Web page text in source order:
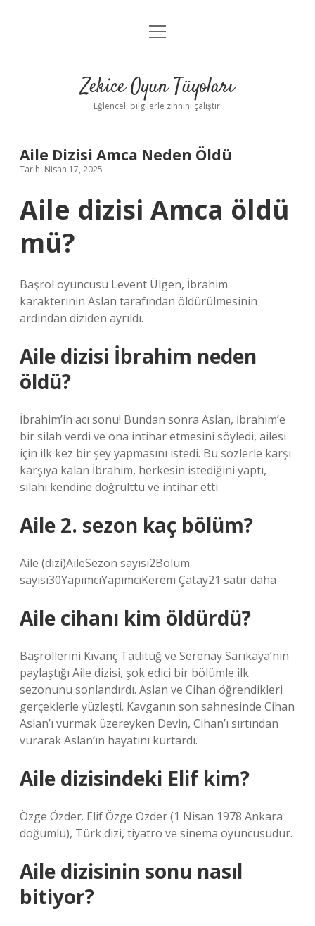
Anasayfa
Yasal Uyarı
menüyü
Zekice Oyun Tüyoları
Eğlenceli bilgilerle zihnini çalıştır!
Aile Dizisi Amca Neden Öldü
Tarih: Nisan 17, 2025
Aile dizisi Amca öldü
mü?
Başrol oyuncusu Levent Ülgen, İbrahim
karakterinin Aslan tarafından öldürülmesinin
ardından diziden ayrıldı.
Aile dizisi İbrahim neden
öldü?
İbrahim’in acı sonu! Bundan sonra Aslan, İbrahim’e
bir silah verdi ve ona intihar etmesini söyledi, ailesi
için ilk kez bir şey yapmasını istedi. Bu sözlerle karşı
karşıya kalan İbrahim, herkesin istediğini yaptı,
silahı kendine doğrulttu ve intihar etti.
Aile 2. sezon kaç bölüm?
Aile (dizi)AileSezon sayısı2Bölüm
sayısı30YapımcıYapımcıKerem Çatay21 satır daha
Aile cihanı kim öldürdü?
Başrollerini Kıvanç Tatlıtuğ ve Serenay Sarıkaya’nın
paylaştığı Aile dizisi, şok edici bir bölümle ilk
sezonunu sonlandırdı. Aslan ve Cihan öğrendikleri
gerçeklerle yüzleşti. Kavganın son sahnesinde Cihan
Aslan’ı vurmak üzereyken Devin, Cihan’ı sırtından
vurarak Aslan’ın hayatını kurtardı.
Aile dizisindeki Elif kim?
Özge Özder. Elif Özge Özder (1 Nisan 1978 Ankara
doğumlu), Türk dizi, tiyatro ve sinema oyuncusudur.
Aile dizisinin sonu nasıl
bitiyor?